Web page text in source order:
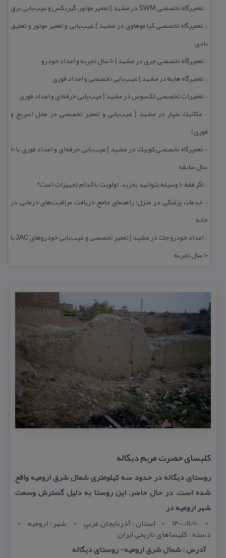
:: تعمیرگاه تخصصی SWM در مشهد | تعمیر موتور، گیربكس و عیب‌یابی برق
:: تعمیرگاه تخصصی كیا موهاوی در مشهد | عیب‌یابی و تعمیر موتور و تعلیق
بادی
:: تعمیرگاه تخصصی چری در مشهد | ۱۰ سال تجربه و امداد خودرو
:: تعمیرگاه هایما در مشهد | عیب‌یابی تخصصی و امداد فوری
:: تعمیرات تخصصی لكسوس در مشهد | عیب‌یابی حرفه‌ای و امداد فوری
:: مكانیك سیار در مشهد | عیب‌یابی و تعمیر تخصصی در محل (سریع و
فوری)
::
تعمیرگاه تخصصی كوییك در مشهد | عیب‌یابی حرفه‌ای و امداد فوری با ۱۰
سال سابقه
:: اگر فقط 10 وسیله بتوانید بخرید، اولویت با كدام تجهیزات است؟
:: خدمات پزشكی در منزل؛ راهنمای جامع دریافت مراقبت‌های درمانی در
خانه
::
امداد خودرو جك در مشهد | تعمیر تخصصی و عیب‌یابی خودروهای JAC با
۱۰ سال تجربه
كلیسای حضرت مریم دیگاله
روستای دیگاله در حدود سه كیلومتری شمال شرق ارومیه واقع
شده است. در حال حاضر، این روستا به دلیل گسترش وسعت
شهر ارومیه در
1400/11/10
استان : آذربايجان غربي شهر : اروميه
دسته : كلیساهای تاریخی ایران
آدرس : شمال شرق ارومیه- روستای دیگاله